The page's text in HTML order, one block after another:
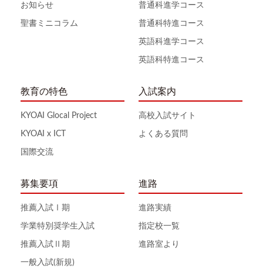
お知らせ
聖書ミニコラム
普通科進学コース
普通科特進コース
英語科進学コース
英語科特進コース
教育の特色
KYOAI Glocal Project
KYOAI x ICT
国際交流
入試案内
高校入試サイト
よくある質問
募集要項
推薦入試Ⅰ期
学業特別奨学生入試
推薦入試Ⅱ期
一般入試(新規)
進路
進路実績
指定校一覧
進路室より